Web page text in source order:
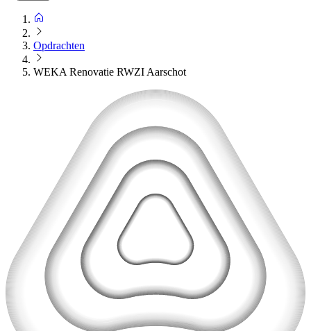
Opdrachten
WEKA Renovatie RWZI Aarschot